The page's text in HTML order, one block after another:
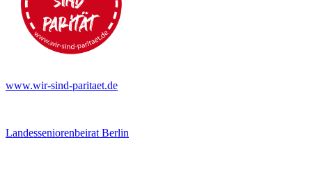
www.wir-sind-paritaet.de
Landesseniorenbeirat Berlin